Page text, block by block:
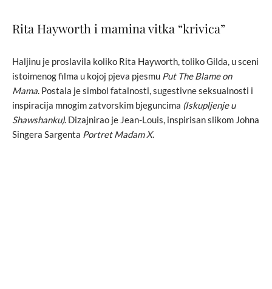
Rita Hayworth i mamina vitka “krivica”
Haljinu je proslavila koliko Rita Hayworth, toliko Gilda, u sceni
istoimenog filma u kojoj pjeva pjesmu Put The Blame on
Mama. Postala je simbol fatalnosti, sugestivne seksualnosti i
inspiracija mnogim zatvorskim bjeguncima (Iskupljenje u
Shawshanku). Dizajnirao je Jean-Louis, inspirisan slikom Johna
Singera Sargenta Portret Madam X.